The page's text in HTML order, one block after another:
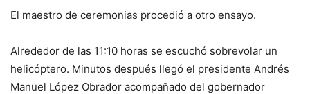
El maestro de ceremonias procedió a otro ensayo.
Alrededor de las 11:10 horas se escuchó sobrevolar un
helicóptero. Minutos después llegó el presidente Andrés
Manuel López Obrador acompañado del gobernador